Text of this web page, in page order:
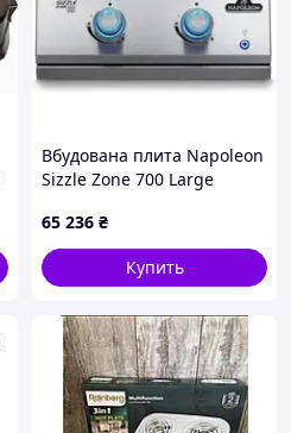
Вбудована плита Napoleon
Sizzle Zone 700 Large
65 236 ₴
Купить